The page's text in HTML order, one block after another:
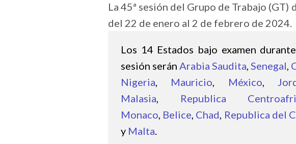
La 45ª sesión del Grupo de Trabajo
del 22 de enero al 2 de febrero de 2024.
Los 14 Estados bajo examen
sesión serán Arabia Saudita, Senegal,
Nigeria, Mauricio, México,
Malasia, Republica
Monaco, Belice, Chad, Republica del
y Malta.